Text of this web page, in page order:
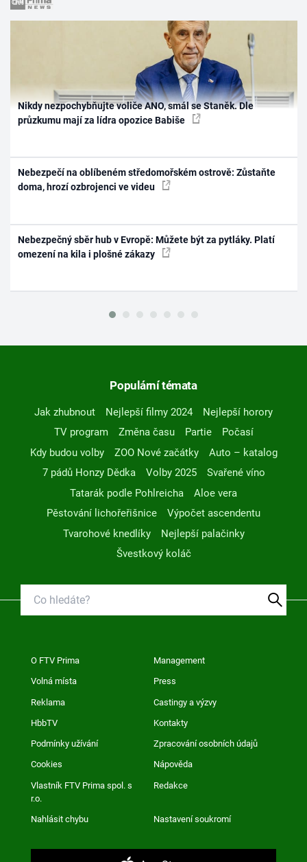
Nikdy nezpochybňujte voliče ANO, smál se Staněk. Dle
průzkumu mají za lídra opozice Babiše
Nebezpečí na oblíbeném středomořském ostrově: Zůstaňte
doma, hrozí ozbrojenci ve videu
Nebezpečný sběr hub v Evropě: Můžete být za pytláky. Platí
omezení na kila i plošné zákazy
Populární témata
Jak zhubnout Nejlepší filmy 2024
Nejlepší horory
TV program
Změna času Partie
Počasí
Kdy budou volby
ZOO Nové začátky
Auto – katalog
7 pádů Honzy Dědka
Volby 2025
Svařené víno
Tatarák podle Pohlreicha
Aloe vera
Pěstování lichořeřišnice
Výpočet ascendentu
Tvarohové knedlíky
Nejlepší palačinky
Švestkový koláč
O FTV Prima Management
Volná místa Press
Reklama Castingy a výzvy
HbbTV Kontakty
Podmínky užívání Zpracování osobních údajů
Cookies Nápověda
Vlastník FTV Prima spol. s
r.o.
Redakce
Nahlásit chybu Nastavení soukromí